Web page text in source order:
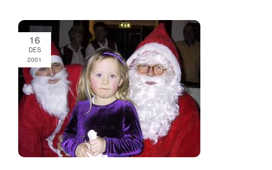
16
DES
2001